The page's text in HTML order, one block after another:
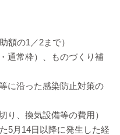
額の1／2まで）
通常枠）、ものづくり補
に沿った感染防止対策の
り、換気設備等の費用）
5月14日以降に発生した経